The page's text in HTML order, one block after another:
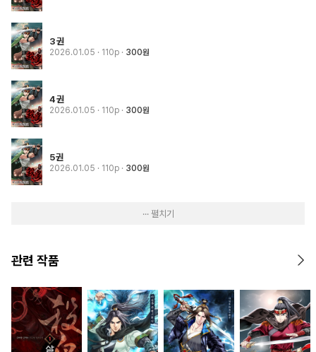
3권
2026.01.05 · 110p 300원
4권
2026.01.05 · 110p 300원
5권
2026.01.05 · 110p 300원
··· 펼치기
관련 작품